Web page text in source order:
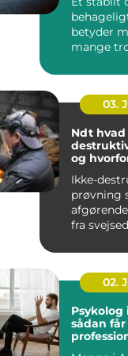
betyder
mange
03.
Ndt hvad er ikke-
og
Ikke-
prøvning
fra
02.
Psykolog
sådan